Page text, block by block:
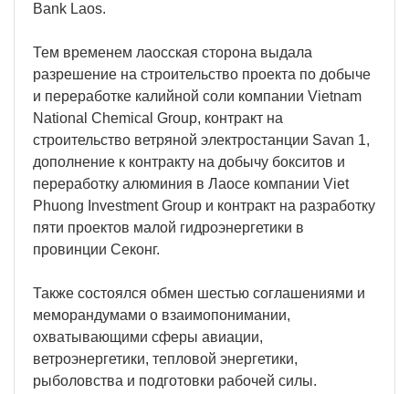
Bank Laos.
Тем временем лаосская сторона выдала
разрешение на строительство проекта по добыче
и переработке калийной соли компании Vietnam
National Chemical Group, контракт на
строительство ветряной электростанции Savan 1,
дополнение к контракту на добычу бокситов и
переработку алюминия в Лаосе компании Viet
Phuong Investment Group и контракт на разработку
пяти проектов малой гидроэнергетики в
провинции Секонг.
Также состоялся обмен шестью соглашениями и
меморандумами о взаимопонимании,
охватывающими сферы авиации,
ветроэнергетики, тепловой энергетики,
рыболовства и подготовки рабочей силы.